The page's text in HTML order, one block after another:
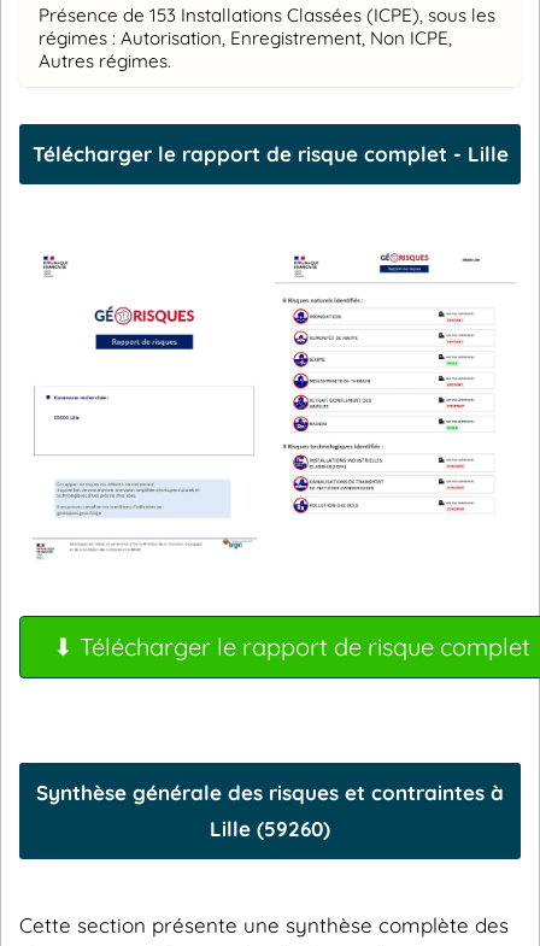
Présence de 153 Installations Classées (ICPE), sous les
régimes : Autorisation, Enregistrement, Non ICPE,
Autres régimes.
Télécharger le rapport de risque complet - Lille
⬇ Télécharger le rapport de risque complet
Synthèse générale des risques et contraintes à
Lille (59260)
Cette section présente une synthèse complète des